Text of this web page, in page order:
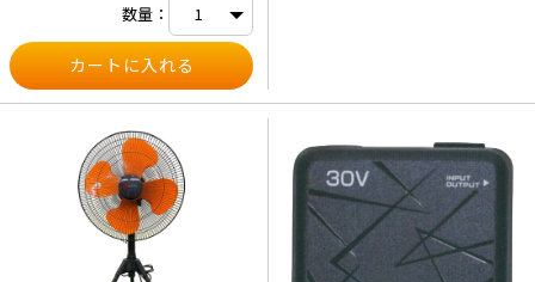
数量：
時：約1時間45分（強）、約3時間35
分（標準）、約7時間5分（弱）
BL1460B-6.0Ah使用時：約2時間40分
（強）、約5時間20分（標準）、約10
時間30分（弱） BL1430B-3.0Ah使用
時：約1時間20分（強）、約2時間40
分（標準）、約5時間15分（弱） ・
標準付属品：ACアダプタ